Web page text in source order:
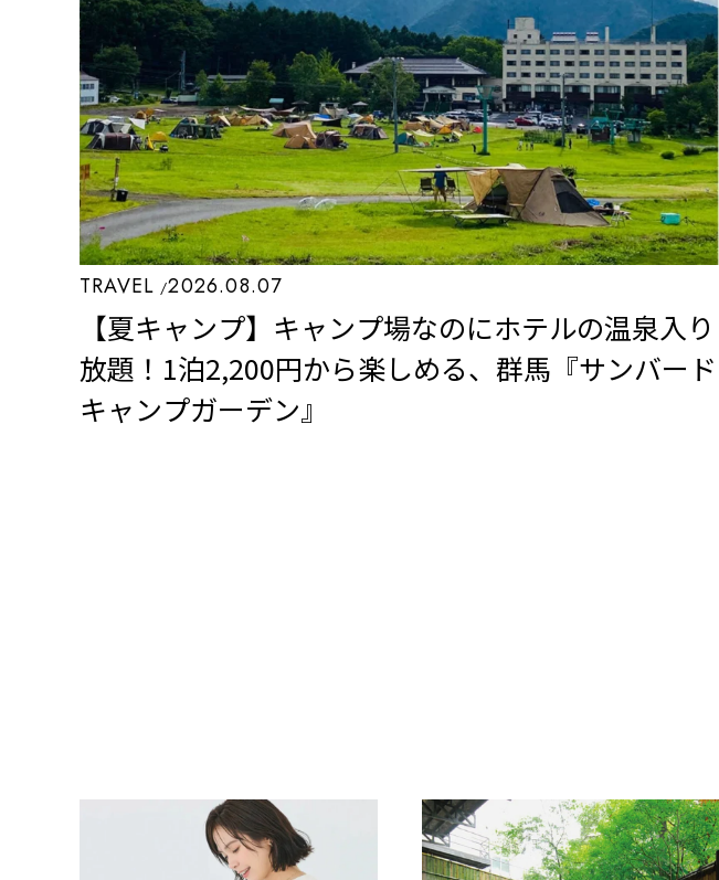
TRAVEL 2026.08.07
【夏キャンプ】キャンプ場なのにホテルの温泉入り
放題！1泊2,200円から楽しめる、群馬『サンバード
キャンプガーデン』